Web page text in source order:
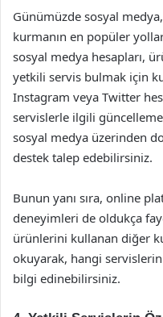
Günümüzde sosyal
kurmanın en popüler
sosyal medya hesapları,
yetkili servis bulmak için
Instagram veya Twitter
servislerle ilgili
sosyal medya üzerinden
destek talep edebilirsiniz.
Bunun yanı sıra, online
deneyimleri de oldukça
ürünlerini kullanan diğer
okuyarak, hangi
bilgi edinebilirsiniz.